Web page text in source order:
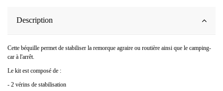
Description
Cette béquille permet de stabiliser la remorque agraire ou routière ainsi que le camping-
car à l'arrêt.
Le kit est composé de :
- 2 vérins de stabilisation